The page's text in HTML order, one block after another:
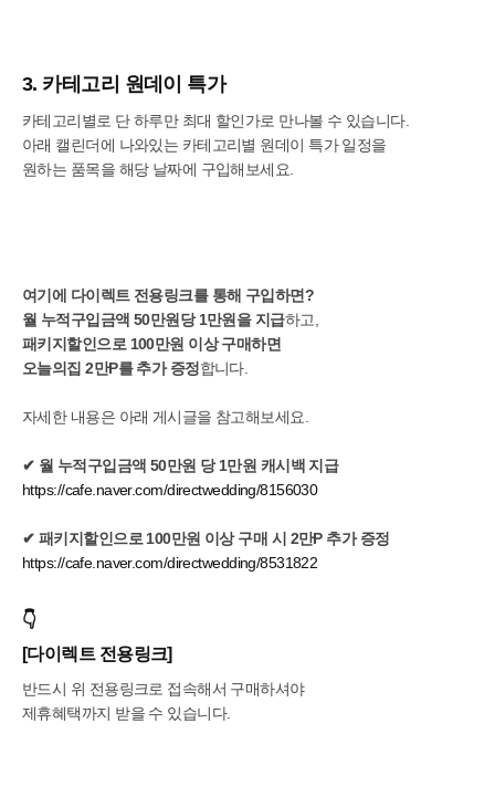
3. 카테고리 원데이 특가
카테고리별로 단 하루만 최대 할인가로 만나볼 수 있습니다.
아래 캘린더에 나와있는 카테고리별 원데이 특가 일정을
원하는 품목을 해당 날짜에 구입해보세요.
여기에 다이렉트 전용링크를 통해 구입하면?
월 누적구입금액 50만원당 1만원을 지급하고,
패키지할인으로 100만원 이상 구매하면
오늘의집 2만P를 추가 증정합니다.
자세한 내용은 아래 게시글을 참고해보세요.
✔ 월 누적구입금액 50만원 당 1만원 캐시백 지급
https://cafe.naver.com/directwedding/8156030
✔ 패키지할인으로 100만원 이상 구매 시 2만P 추가 증정
https://cafe.naver.com/directwedding/8531822
👇
[다이렉트 전용링크]
반드시 위 전용링크로 접속해서 구매하셔야
제휴혜택까지 받을 수 있습니다.